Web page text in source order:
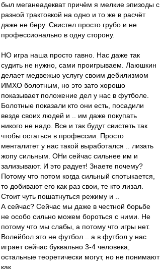
был меганеадекват причём я мелкие эпизоды с
разной трактовкой на одно и то же в расчёт
даже не беру. Свистел просто грубо и не
профессионально в одну сторону.
НО игра наша просто гавно. Нас даже так
судить не нужно, сами проигрываем. Лаюшкин
делает медвежью услугу своим дебилизмом
ИМХО болотным, но это зато хорошо
показывает положение дел у нас в футболе.
Болотные показали кто они есть, посадили
везде своих людей и .. им даже покупать
никого не надо. Все и так будут свистеть так
чтобы остаться в профессии. Просто
менталитет у нас такой выработался .. лизать
жопу сильным. ОНи сейчас сильнее им и
зализывают. И это радует! Знаете почему?
Потому что потом когда сильный спотыкается,
то добивают его как раз свои, те кто лизал.
Стоит чуть пошатнуться режиму и ..
А сейчас? Сейчас мы даже в честной борьбе
не особо сильно можем бороться с ними. Не
потому что мы слабы, а потому что игры нет.
Волейбол это не футбол .. а в футбол у нас
играет сейчас буквально 3-4 человека,
остальные теоретически могут, но не понимают
как.